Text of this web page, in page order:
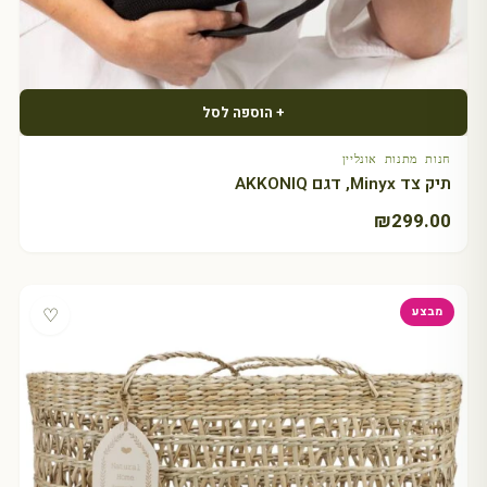
+ הוספה לסל
חנות מתנות אונליין
תיק צד Minyx, דגם AKKONIQ
₪299.00
מבצע ♡